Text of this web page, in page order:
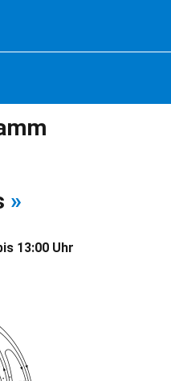
»
13:00 Uhr